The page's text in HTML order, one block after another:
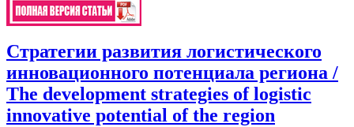
Стратегии развития логистического
инновационного потенциала региона /
The development strategies of logistic
innovative potential of the region